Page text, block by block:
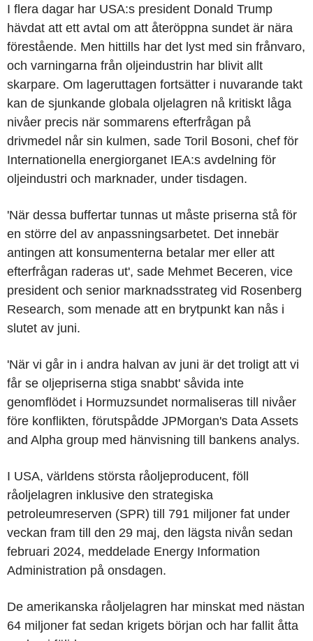
I flera dagar har USA:s president Donald Trump
hävdat att ett avtal om att återöppna sundet är nära
förestående. Men hittills har det lyst med sin frånvaro,
och varningarna från oljeindustrin har blivit allt
skarpare. Om lageruttagen fortsätter i nuvarande takt
kan de sjunkande globala oljelagren nå kritiskt låga
nivåer precis när sommarens efterfrågan på
drivmedel når sin kulmen, sade Toril Bosoni, chef för
Internationella energiorganet IEA:s avdelning för
oljeindustri och marknader, under tisdagen.
'När dessa buffertar tunnas ut måste priserna stå för
en större del av anpassningsarbetet. Det innebär
antingen att konsumenterna betalar mer eller att
efterfrågan raderas ut', sade Mehmet Beceren, vice
president och senior marknadsstrateg vid Rosenberg
Research, som menade att en brytpunkt kan nås i
slutet av juni.
'När vi går in i andra halvan av juni är det troligt att vi
får se oljepriserna stiga snabbt' såvida inte
genomflödet i Hormuzsundet normaliseras till nivåer
före konflikten, förutspådde JPMorgan's Data Assets
and Alpha group med hänvisning till bankens analys.
I USA, världens största råoljeproducent, föll
råoljelagren inklusive den strategiska
petroleumreserven (SPR) till 791 miljoner fat under
veckan fram till den 29 maj, den lägsta nivån sedan
februari 2024, meddelade Energy Information
Administration på onsdagen.
De amerikanska råoljelagren har minskat med nästan
64 miljoner fat sedan krigets början och har fallit åtta